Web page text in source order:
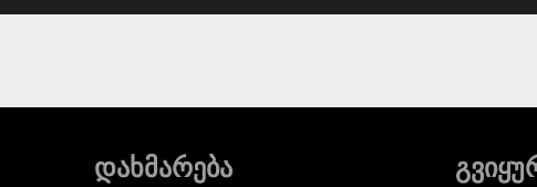
დახმარება